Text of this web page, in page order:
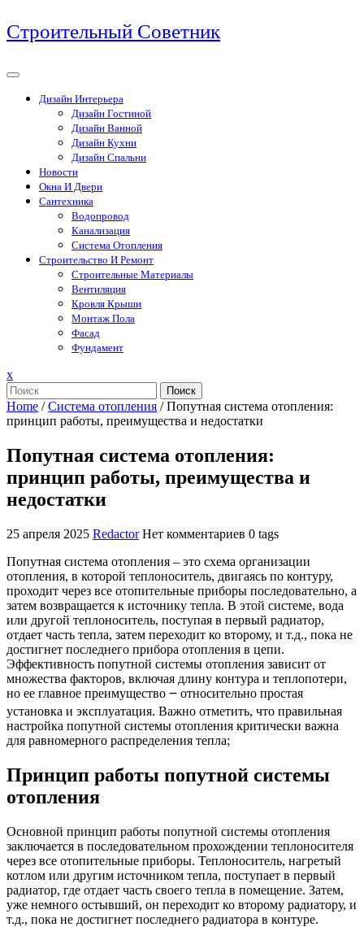
Перейти
к
Строительный Советник
Дизайн Интерьера
Дизайн Гостиной
Дизайн Ванной
Дизайн Кухни
Дизайн Спальни
Новости
Окна И Двери
Сантехника
Водопровод
Канализация
Система Отопления
Строительство И Ремонт
Строительные Материалы
Вентиляция
Кровля Крыши
Монтаж Пола
Фасад
Фундамент
xЗакрыть
меню
Поиск
Home /Система отопления /Попутная система отопления:
принцип работы, преимущества и недостатки
Попутная система отопления:
принцип работы, преимущества и
недостатки
25 апреля 2025 Redactor Нет комментариев 0 tags
Попутная система отопления – это схема организации
отопления, в которой теплоноситель, двигаясь по контуру,
проходит через все отопительные приборы последовательно, а
затем возвращается к источнику тепла. В этой системе, вода
или другой теплоноситель, поступая в первый радиатор,
отдает часть тепла, затем переходит ко второму, и т.д., пока не
достигнет последнего прибора отопления в цепи.
Эффективность попутной системы отопления зависит от
множества факторов, включая длину контура и теплопотери,
но ее главное преимущество ౼ относительно простая
установка и эксплуатация. Важно отметить, что правильная
настройка попутной системы отопления критически важна
для равномерного распределения тепла;
Принцип работы попутной системы
отопления
Основной принцип работы попутной системы отопления
заключается в последовательном прохождении теплоносителя
через все отопительные приборы. Теплоноситель, нагретый
котлом или другим источником тепла, поступает в первый
радиатор, где отдает часть своего тепла в помещение. Затем,
уже немного остывший, он переходит ко второму радиатору, и
т.д., пока не достигнет последнего радиатора в контуре.